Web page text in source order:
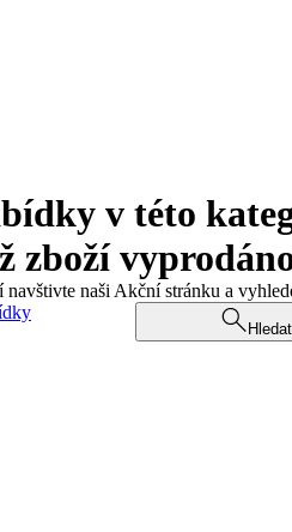
v této
zboží
navštivte naši Akční stránku a
Hledat